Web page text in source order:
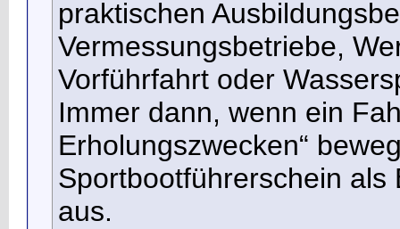
praktischen
Vermessungsbetriebe,
Vorführfahrt oder
Immer dann, wenn ein
Erholungszwecken“
Sportbootführerschein
aus.